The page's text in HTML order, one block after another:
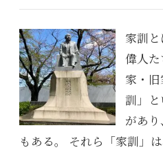
家訓
偉人
家・
訓」
があ
もある。 それら「家訓」